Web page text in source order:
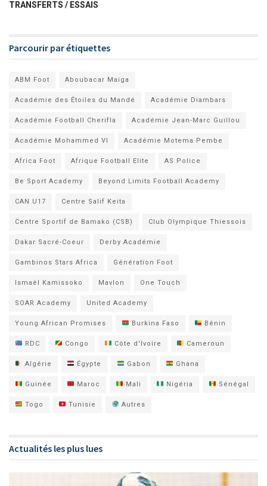
TRANSFERTS / ESSAIS
Parcourir par étiquettes
ABM Foot Aboubacar Maiga
Académie des Étoiles du Mandé Académie Diambars
Académie Football Cherifla Académie Jean-Marc Guillou
Académie Mohammed VI Académie Motema Pembe
Africa Foot Afrique Football Elite AS Police
Be Sport Academy Beyond Limits Football Academy
CAN U17 Centre Salif Keita
Centre Sportif de Bamako (CSB) Club Olympique Thiessois
Dakar Sacré-Coeur Derby Académie
Gambinos Stars Africa Génération Foot
Ismaël Kamissoko Mavlon One Touch
SOAR Academy United Academy
Young African Promises Burkina Faso Bénin
RDC Congo Côte d'Ivoire Cameroun
Algérie Égypte Gabon Ghana
Guinée Maroc Mali Nigéria Sénégal
Togo Tunisie Autres
Actualités les plus lues